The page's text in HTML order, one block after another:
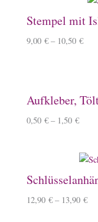
Stempel mit
9,00 € – 10,50 €
Aufkleber,
0,50 € – 1,50 €
12,90 € – 13,90 €